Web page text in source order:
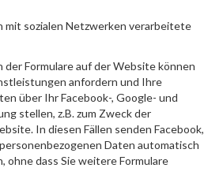
mit sozialen Netzwerken verarbeitete
der Formulare auf der Website können
anfordern und Ihre
über Ihr Facebook-, Google- und
stellen, z.B. zum Zweck der
In diesen Fällen senden Facebook,
Daten automatisch
ohne dass Sie weitere Formulare